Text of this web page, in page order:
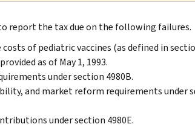
report the tax due on the following failures.
of pediatric vaccines (as defined in
as of May 1, 1993.
under section 4980B.
and market reform requirements under
under section 4980E.